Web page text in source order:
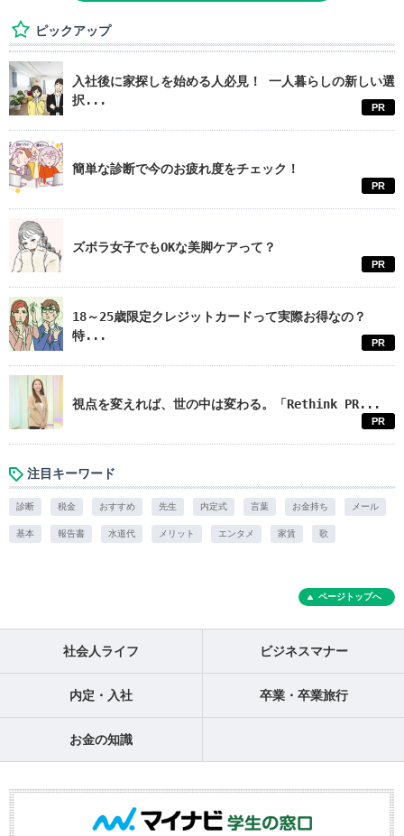
ピックアップ
入社後に家探しを始める人必見！ 一人暮らしの新しい選
択...
PR
簡単な診断で今のお疲れ度をチェック！
PR
ズボラ女子でもOKな美脚ケアって？
PR
18～25歳限定クレジットカードって実際お得なの？
特...
PR
視点を変えれば、世の中は変わる。「Rethink PR...
PR
注目キーワード
診断 税金 おすすめ 先生 内定式 言葉 お金持ち メール
基本 報告書 水道代 メリット エンタメ 家賃 歌
ページトップへ
社会人ライフ ビジネスマナー
内定・入社 卒業・卒業旅行
お金の知識